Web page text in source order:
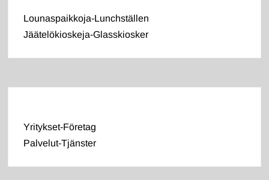
Lounaspaikkoja-Lunchställen
Jäätelökioskeja-Glasskiosker
Yritykset-Företag
Palvelut-Tjänster